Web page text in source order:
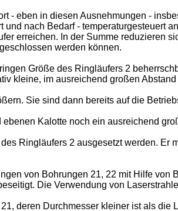
- eben in diesen Ausnehmungen -
nach Bedarf - temperaturgesteuert
erreichen. In der Summe reduzieren
werden können.
Größe des Ringläufers 2
kleine, im ausreichend großen
Sie sind dann bereits auf die
Kalotte noch ein ausreichend
Ringläufers 2 ausgesetzt werden. Er
von Bohrungen 21, 22 mit Hilfe von
Die Verwendung von
deren Durchmesser kleiner ist als die